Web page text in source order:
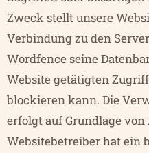
Zweck stellt unsere
Verbindung zu den
Wordfence seine
Website getätigten
blockieren kann. Die
erfolgt auf Grundlage von
Websitebetreiber hat ein